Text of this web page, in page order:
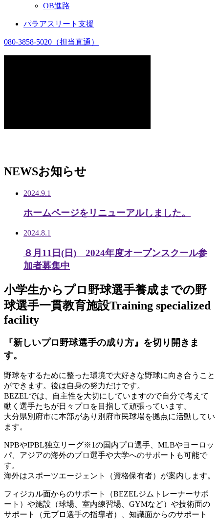
OB進路
パラアスリート支援
080-3858-5020 （担当直通）
NEWSお知らせ
2024.9.1
ホームページをリニューアルしました。
2024.8.1
８月11日(日) 2024年度オープンスクール参
加者募集中
小学生からプロ野球選手養成までの野
球選手一貫教育施設Training specialized
facility
『新しいプロ野球選手の成り方』を切り開きま
す。
野球をするために整った環境で大好きな野球に向き合うこと
ができます。後は自身の努力だけです。
BEZELでは、自主性を大切にしていますので自分で考えて
動く選手たちが日々プロを目指して頑張っています。
大分県別府市に本部があり別府市民球場を拠点に活動してい
ます。
NPBやIPBL独立リーグ※1の国内プロ選手、MLBやヨーロッ
パ、アジアの海外のプロ選手や大学へのサポートも可能で
す。
海外はスポーツエージェント（資格保有者）が案内します。
フィジカル面からのサポート（BEZELジムトレーナーサポ
ート）や施設（球場、室内練習場、GYMなど）や技術面の
サポート（元プロ選手の指導者）、知識面からのサポート